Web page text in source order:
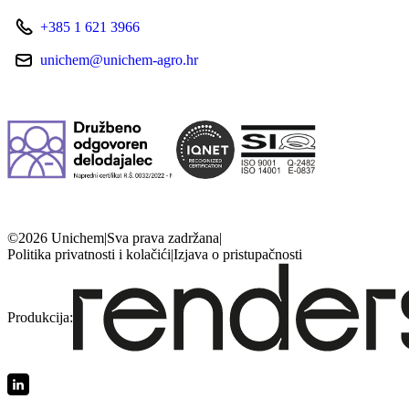
+385 1 621 3966
unichem@unichem-agro.hr
©2026 Unichem|Sva prava zadržana|
Politika privatnosti i kolačići|Izjava o pristupačnosti
Produkcija: